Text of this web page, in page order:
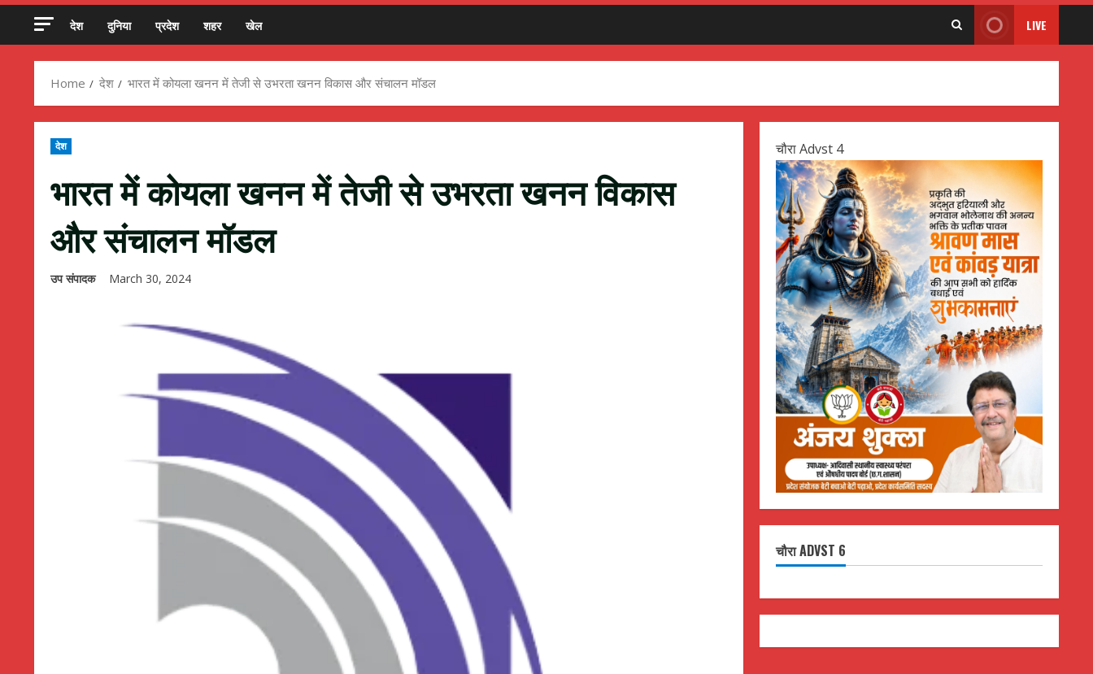
देश दुनिया प्रदेश शहर खेल LIVE
Home देश भारत में कोयला खनन में तेजी से उभरता खनन विकास और संचालन मॉडल
देश
भारत में कोयला खनन में तेजी से उभरता खनन विकास
और संचालन मॉडल
उप संपादक March 30, 2024
चौरा Advst 4
चौरा ADVST 6